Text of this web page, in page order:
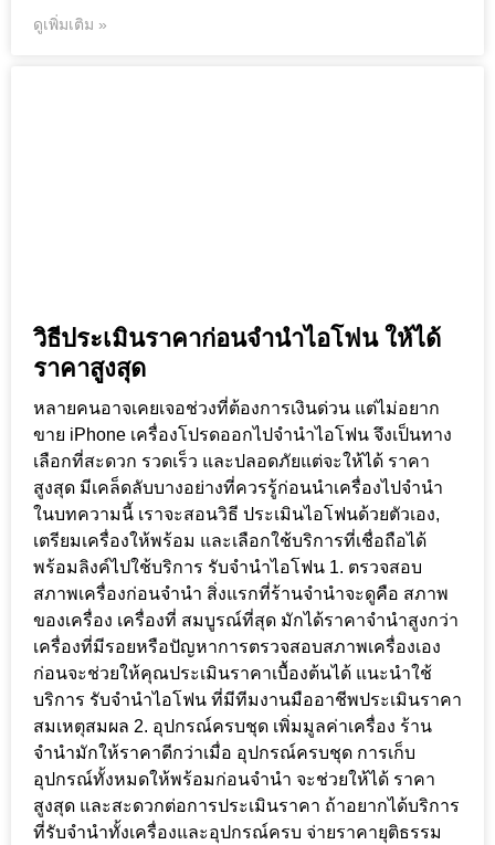
ดูเพิ่มเติม »
วิธีประเมินราคาก่อนจำนำไอโฟน ให้ได้
ราคาสูงสุด
หลายคนอาจเคยเจอช่วงที่ต้องการเงินด่วน แต่ไม่อยาก
ขาย iPhone เครื่องโปรดออกไปจำนำไอโฟน จึงเป็นทาง
เลือกที่สะดวก รวดเร็ว และปลอดภัยแต่จะให้ได้ ราคา
สูงสุด มีเคล็ดลับบางอย่างที่ควรรู้ก่อนนำเครื่องไปจำนำ
ในบทความนี้ เราจะสอนวิธี ประเมินไอโฟนด้วยตัวเอง,
เตรียมเครื่องให้พร้อม และเลือกใช้บริการที่เชื่อถือได้
พร้อมลิงค์ไปใช้บริการ รับจำนำไอโฟน 1. ตรวจสอบ
สภาพเครื่องก่อนจำนำ สิ่งแรกที่ร้านจำนำจะดูคือ สภาพ
ของเครื่อง เครื่องที่ สมบูรณ์ที่สุด มักได้ราคาจำนำสูงกว่า
เครื่องที่มีรอยหรือปัญหาการตรวจสอบสภาพเครื่องเอง
ก่อนจะช่วยให้คุณประเมินราคาเบื้องต้นได้ แนะนำใช้
บริการ รับจำนำไอโฟน ที่มีทีมงานมืออาชีพประเมินราคา
สมเหตุสมผล 2. อุปกรณ์ครบชุด เพิ่มมูลค่าเครื่อง ร้าน
จำนำมักให้ราคาดีกว่าเมื่อ อุปกรณ์ครบชุด การเก็บ
อุปกรณ์ทั้งหมดให้พร้อมก่อนจำนำ จะช่วยให้ได้ ราคา
สูงสุด และสะดวกต่อการประเมินราคา ถ้าอยากได้บริการ
ที่รับจำนำทั้งเครื่องและอุปกรณ์ครบ จ่ายราคายุติธรรม